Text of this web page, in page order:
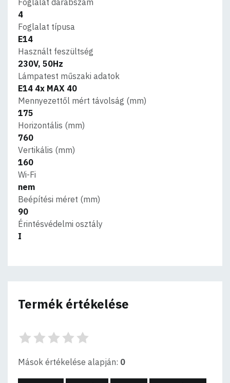
Foglalat darabszám
4
Foglalat típusa
E14
Használt feszültség
230V, 50Hz
Lámpatest műszaki adatok
E14 4x MAX 40
Mennyezettől mért távolság (mm)
175
Horizontális (mm)
760
Vertikális (mm)
160
Wi-Fi
nem
Beépítési méret (mm)
90
Érintésvédelmi osztály
I
Termék értékelése
Mások értékelése alapján: 0